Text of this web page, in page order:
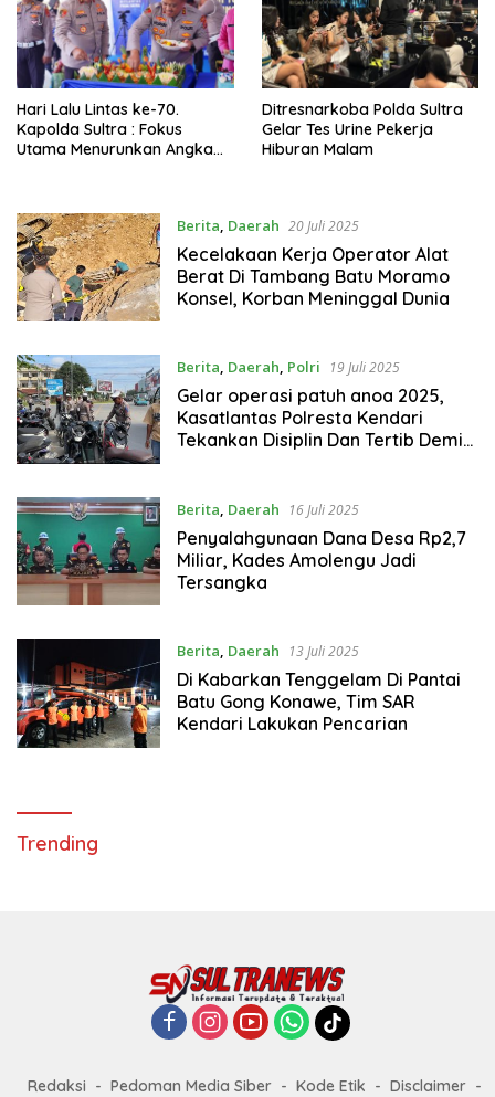
Hari Lalu Lintas ke-70.
Kapolda Sultra : Fokus
Utama Menurunkan Angka
Ditresnarkoba Polda Sultra
Gelar Tes Urine Pekerja
Hiburan Malam
Berita, Daerah 20 Juli 2025
Kecelakaan Kerja Operator Alat
Berat Di Tambang Batu Moramo
Konsel, Korban Meninggal Dunia
Berita, Daerah, Polri 19 Juli 2025
Gelar operasi patuh anoa 2025,
Kasatlantas Polresta Kendari
Tekankan Disiplin Dan Tertib Demi
Berita, Daerah 16 Juli 2025
Penyalahgunaan Dana Desa Rp2,7
Miliar, Kades Amolengu Jadi
Tersangka
Berita, Daerah 13 Juli 2025
Di Kabarkan Tenggelam Di Pantai
Batu Gong Konawe, Tim SAR
Kendari Lakukan Pencarian
Trending
Redaksi Pedoman Media Siber Kode Etik Disclaimer